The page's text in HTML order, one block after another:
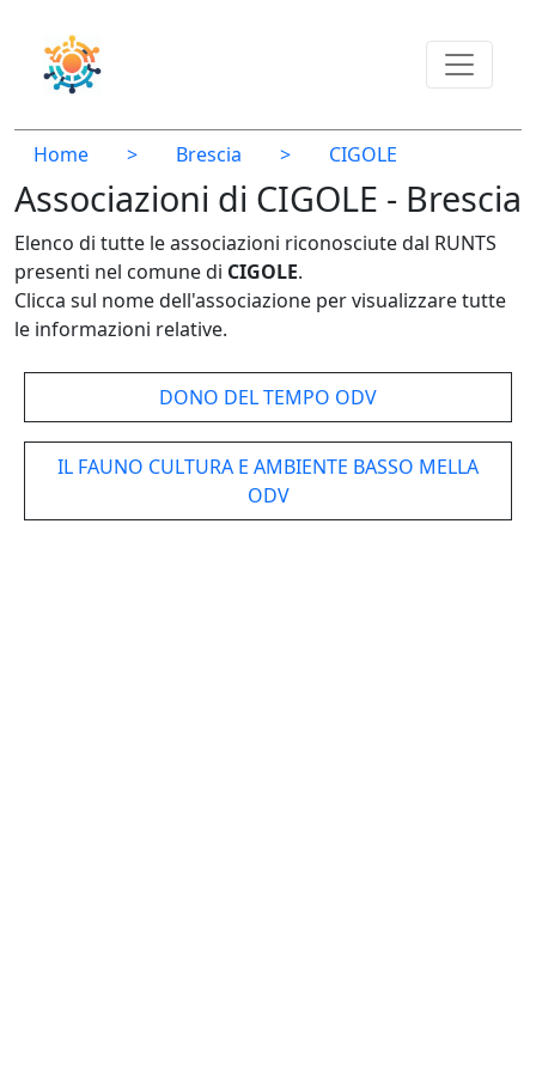
Home > Brescia > CIGOLE
Associazioni di CIGOLE - Brescia
Elenco di tutte le associazioni riconosciute dal RUNTS
presenti nel comune di CIGOLE.
Clicca sul nome dell'associazione per visualizzare tutte
le informazioni relative.
DONO DEL TEMPO ODV
IL FAUNO CULTURA E AMBIENTE BASSO MELLA
ODV